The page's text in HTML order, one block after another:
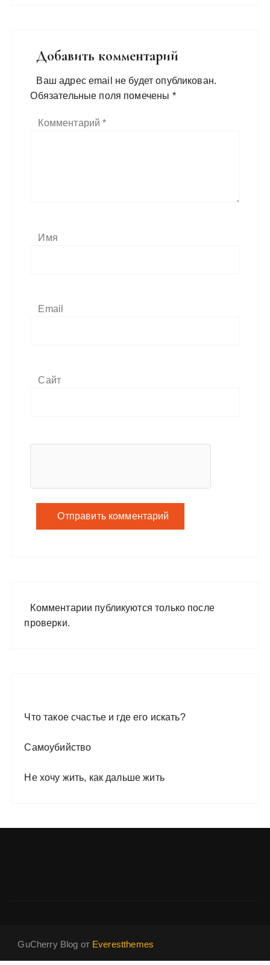
Добавить комментарий
Ваш адрес email не будет опубликован.
Обязательные поля помечены *
Комментарий*
Имя
Email
Сайт
Комментарии публикуются только после
проверки.
Что такое счастье и где его искать?
Самоубийство
Не хочу жить, как дальше жить
GuCherry Blog от Everestthemes